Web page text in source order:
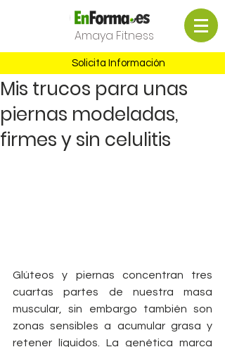
Amaya Fitness
Solicita Información
Mis trucos para unas
piernas modeladas,
firmes y sin celulitis
Glúteos y piernas concentran tres
cuartas partes de nuestra masa
muscular, sin embargo también son
zonas sensibles a acumular grasa y
retener líquidos. La genética marca